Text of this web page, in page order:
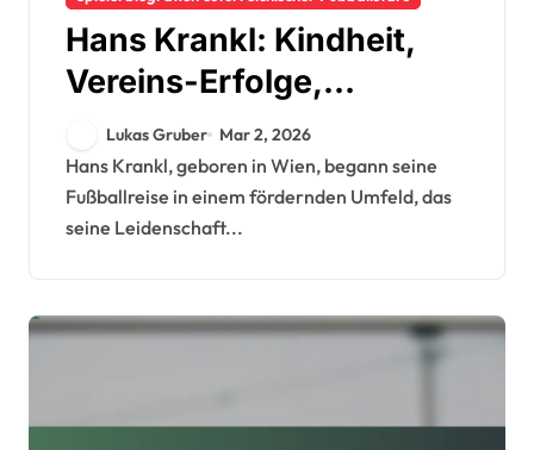
Hans Krankl: Kindheit,
Vereins-Erfolge,
Vermächtnis
Lukas Gruber Mar 2, 2026
Hans Krankl, geboren in Wien, begann seine
Fußballreise in einem fördernden Umfeld, das
seine Leidenschaft...